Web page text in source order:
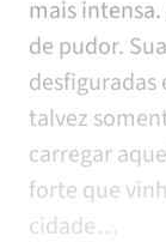
mais
de pudor.
desfiguradas
talvez
carregar
forte que
cidade…